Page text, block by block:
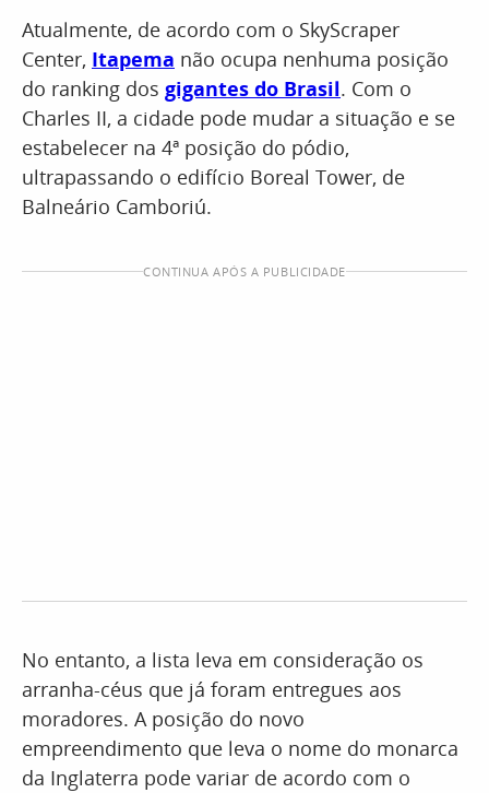
Atualmente, de acordo com o SkyScraper
Center, Itapema não ocupa nenhuma posição
do ranking dos gigantes do Brasil. Com o
Charles II, a cidade pode mudar a situação e se
estabelecer na 4ª posição do pódio,
ultrapassando o edifício Boreal Tower, de
Balneário Camboriú.
CONTINUA APÓS A PUBLICIDADE
No entanto, a lista leva em consideração os
arranha-céus que já foram entregues aos
moradores. A posição do novo
empreendimento que leva o nome do monarca
da Inglaterra pode variar de acordo com o